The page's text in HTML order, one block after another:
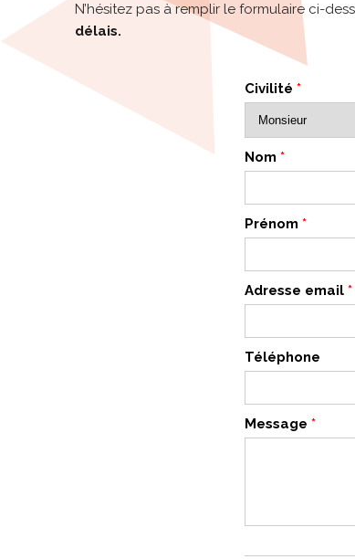
N’hésitez pas à remplir le formulaire ci-
délais.
Civilité *
Nom *
Prénom *
Adresse email *
Téléphone
Message *